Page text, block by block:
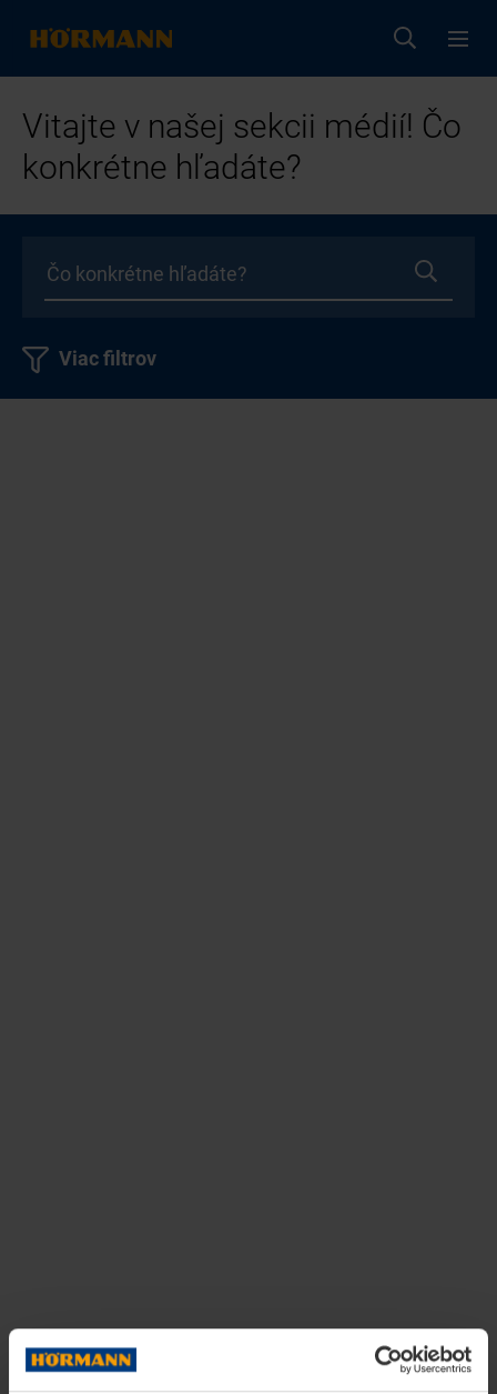
Vitajte v našej sekcii médií! Čo
konkrétne hľadáte?
Viac filtrov